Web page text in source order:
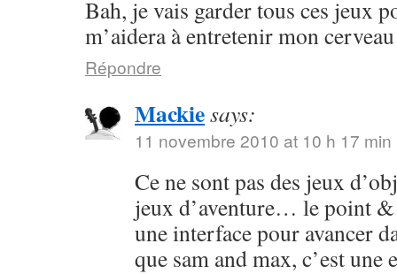
Bah, je vais garder tous ces jeux
m’aidera à entretenir mon
Répondre
Mackiesays:
11 novembre 2010 at 10 h 17 min
Ce ne sont pas des jeux
jeux d’aventure… le point
une interface pour avancer
que sam and max, c’est